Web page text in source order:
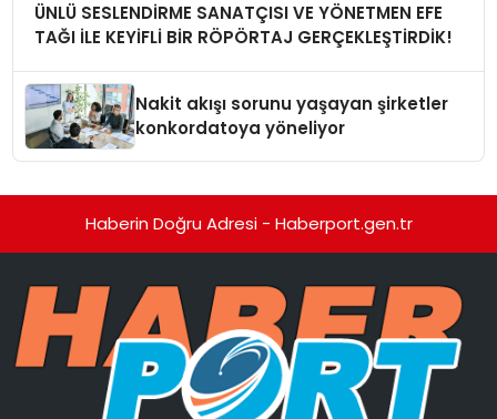
ÜNLÜ SESLENDİRME SANATÇISI VE YÖNETMEN EFE
TAĞI İLE KEYİFLİ BİR RÖPÖRTAJ GERÇEKLEŞTİRDİK!
Nakit akışı sorunu yaşayan şirketler
konkordatoya yöneliyor
Haberin Doğru Adresi - Haberport.gen.tr